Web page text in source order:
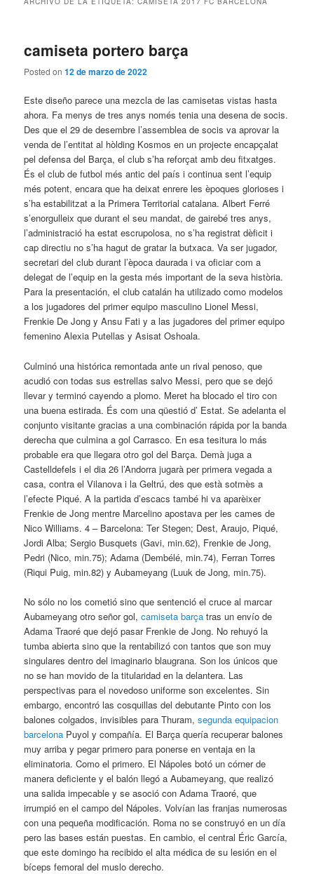
camiseta portero barça
Posted on12 de marzo de 2022
Este diseño parece una mezcla de las camisetas vistas hasta
ahora. Fa menys de tres anys només tenia una desena de socis.
Des que el 29 de desembre l’assemblea de socis va aprovar la
venda de l’entitat al hòlding Kosmos en un projecte encapçalat
pel defensa del Barça, el club s’ha reforçat amb deu fitxatges.
És el club de futbol més antic del país i continua sent l’equip
més potent, encara que ha deixat enrere les èpoques glorioses i
s’ha estabilitzat a la Primera Territorial catalana. Albert Ferré
s’enorgulleix que durant el seu mandat, de gairebé tres anys,
l’administració ha estat escrupolosa, no s’ha registrat dèficit i
cap directiu no s’ha hagut de gratar la butxaca. Va ser jugador,
secretari del club durant l’època daurada i va oficiar com a
delegat de l’equip en la gesta més important de la seva història.
Para la presentación, el club catalán ha utilizado como modelos
a los jugadores del primer equipo masculino Lionel Messi,
Frenkie De Jong y Ansu Fati y a las jugadores del primer equipo
femenino Alexia Putellas y Asisat Oshoala.
Culminó una histórica remontada ante un rival penoso, que
acudió con todas sus estrellas salvo Messi, pero que se dejó
llevar y terminó cayendo a plomo. Meret ha blocado el tiro con
una buena estirada. És com una qüestió d’ Estat. Se adelanta el
conjunto visitante gracias a una combinación rápida por la banda
derecha que culmina a gol Carrasco. En esa tesitura lo más
probable era que llegara otro gol del Barça. Demà juga a
Castelldefels i el dia 26 l’Andorra jugarà per primera vegada a
casa, contra el Vilanova i la Geltrú, des que està sotmès a
l’efecte Piqué. A la partida d’escacs també hi va aparèixer
Frenkie de Jong mentre Marcelino apostava per les cames de
Nico Williams. 4 – Barcelona: Ter Stegen; Dest, Araujo, Piqué,
Jordi Alba; Sergio Busquets (Gavi, min.62), Frenkie de Jong,
Pedri (Nico, min.75); Adama (Dembélé, min.74), Ferran Torres
(Riqui Puig, min.82) y Aubameyang (Luuk de Jong, min.75).
No sólo no los cometió sino que sentenció el cruce al marcar
Aubameyang otro señor gol,camiseta barça tras un envío de
Adama Traoré que dejó pasar Frenkie de Jong. No rehuyó la
tumba abierta sino que la rentabilizó con tantos que son muy
singulares dentro del imaginario blaugrana. Son los únicos que
no se han movido de la titularidad en la delantera. Las
perspectivas para el novedoso uniforme son excelentes. Sin
embargo, encontró las cosquillas del debutante Pinto con los
balones colgados, invisibles para Thuram,segunda equipacion
barcelona Puyol y compañía. El Barça quería recuperar balones
muy arriba y pegar primero para ponerse en ventaja en la
eliminatoria. Como el primero. El Nápoles botó un córner de
manera deficiente y el balón llegó a Aubameyang, que realizó
una salida impecable y se asoció con Adama Traoré, que
irrumpió en el campo del Nápoles. Volvían las franjas numerosas
con una pequeña modificación. Roma no se construyó en un día
pero las bases están puestas. En cambio, el central Éric García,
que este domingo ha recibido el alta médica de su lesión en el
bíceps femoral del muslo derecho.